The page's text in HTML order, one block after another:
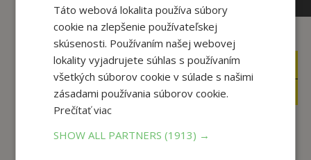
19 €
15,72€
Príbeh skupiny
Maliar z Moulin
Táto webová lokalita používa súbory
cookie na zlepšenie používateľskej
skúsenosti. Používaním našej webovej
lokality vyjadrujete súhlas s používaním
všetkých súborov cookie v súlade s našimi
zásadami používania súborov cookie.
Prečítať viac
SHOW ALL PARTNERS(1913) →